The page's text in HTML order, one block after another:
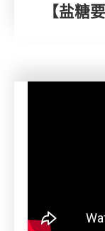
【盐糖